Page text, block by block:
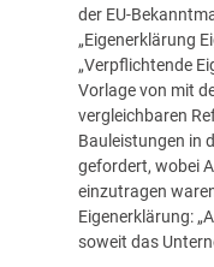
der EU-
„Eigenerklärung
„Verpflichtende
Vorlage von mit
vergleichbaren
Bauleistungen in
gefordert, wobei
einzutragen
Eigenerklärung:
soweit das